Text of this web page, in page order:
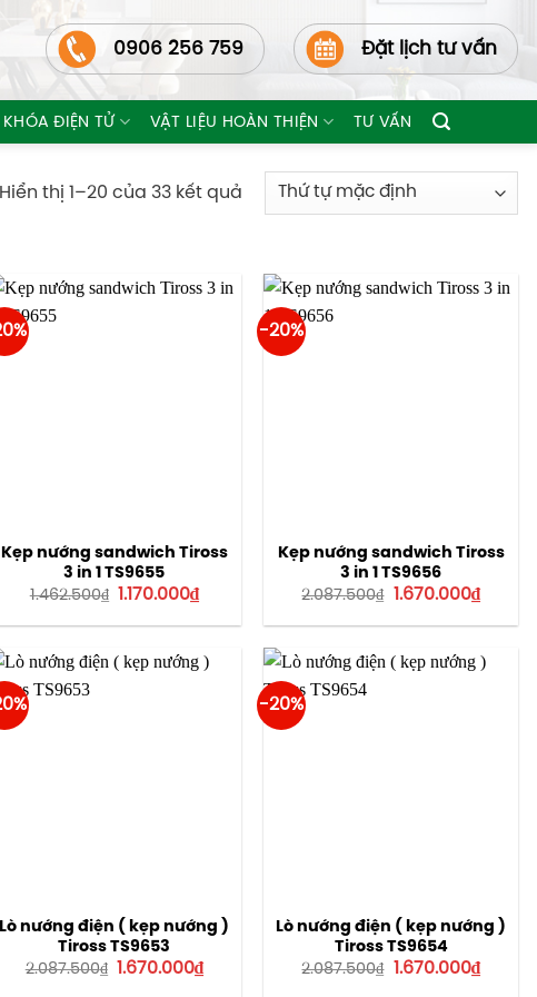
0906 256 759 Đặt lịch tư vấn
KHÓA ĐIỆN TỬ VẬT LIỆU HOÀN THIỆN TƯ VẤN
Hiển thị 1–20 của 33 kết quả
Kẹp nướng sandwich Tiross
3 in 1 TS9655
1.462.500₫ Giá
là:
1.170.000₫Giá
hiện
tại
1.170.000₫.
-20%
Kẹp nướng sandwich Tiross
3 in 1 TS9656
2.087.500₫ Giá
là:
1.670.000₫Giá
hiện
tại
Lò nướng điện ( kẹp nướng )
Tiross TS9653
2.087.500₫ Giá
1.670.000₫Giá
hiện
-20%
Lò nướng điện ( kẹp nướng )
Tiross TS9654
2.087.500₫ Giá
1.670.000₫Giá
hiện